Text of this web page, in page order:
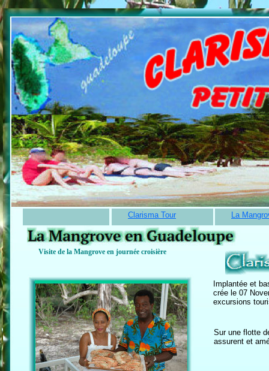
Clarisma Tour La
Visite de la Mangrove en journée croisière
Implantée et
crée le 07
excursions
Sur une flotte
assurent et